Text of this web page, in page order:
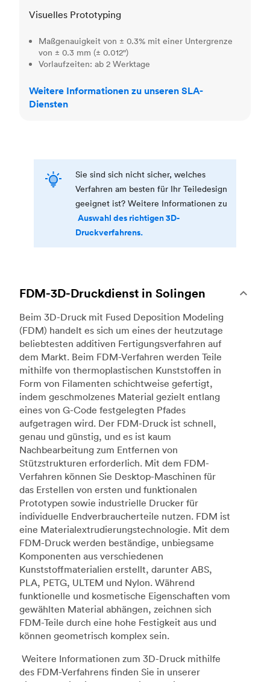
Visuelles Prototyping
Maßgenauigkeit von ± 0.3% mit einer Untergrenze
von ± 0.3 mm (± 0.012")
Vorlaufzeiten: ab 2 Werktage
Weitere Informationen zu unseren SLA-
Diensten
Sie sind sich nicht sicher, welches
Verfahren am besten für Ihr Teiledesign
geeignet ist? Weitere Informationen zu
Auswahl des richtigen 3D-
Druckverfahrens.
FDM-3D-Druckdienst in Solingen
Beim 3D-Druck mit Fused Deposition Modeling
(FDM) handelt es sich um eines der heutzutage
beliebtesten additiven Fertigungsverfahren auf
dem Markt. Beim FDM-Verfahren werden Teile
mithilfe von thermoplastischen Kunststoffen in
Form von Filamenten schichtweise gefertigt,
indem geschmolzenes Material gezielt entlang
eines von G-Code festgelegten Pfades
aufgetragen wird. Der FDM-Druck ist schnell,
genau und günstig, und es ist kaum
Nachbearbeitung zum Entfernen von
Stützstrukturen erforderlich. Mit dem FDM-
Verfahren können Sie Desktop-Maschinen für
das Erstellen von ersten und funktionalen
Prototypen sowie industrielle Drucker für
individuelle Endverbraucherteile nutzen. FDM ist
eine Materialextrudierungstechnologie. Mit dem
FDM-Druck werden beständige, unbiegsame
Komponenten aus verschiedenen
Kunststoffmaterialien erstellt, darunter ABS,
PLA, PETG, ULTEM und Nylon. Während
funktionelle und kosmetische Eigenschaften vom
gewählten Material abhängen, zeichnen sich
FDM-Teile durch eine hohe Festigkeit aus und
können geometrisch komplex sein.
Weitere Informationen zum 3D-Druck mithilfe
des FDM-Verfahrens finden Sie in unserer